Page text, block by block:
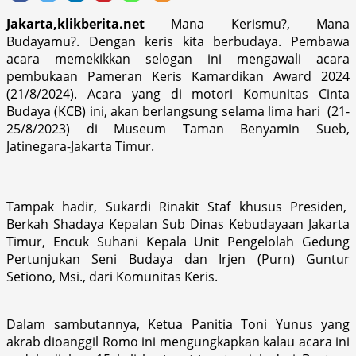
Jakarta,klikberita.net Mana Kerismu?, Mana
Budayamu?. Dengan keris kita berbudaya. Pembawa
acara memekikkan selogan ini mengawali acara
pembukaan Pameran Keris Kamardikan Award 2024
(21/8/2024). Acara yang di motori Komunitas Cinta
Budaya (KCB) ini, akan berlangsung selama lima hari (21-
25/8/2023) di Museum Taman Benyamin Sueb,
Jatinegara-Jakarta Timur.
Tampak hadir, Sukardi Rinakit Staf khusus Presiden,
Berkah Shadaya Kepalan Sub Dinas Kebudayaan Jakarta
Timur, Encuk Suhani Kepala Unit Pengelolah Gedung
Pertunjukan Seni Budaya dan Irjen (Purn) Guntur
Setiono, Msi., dari Komunitas Keris.
Dalam sambutannya, Ketua Panitia Toni Yunus yang
akrab dioanggil Romo ini mengungkapkan kalau acara ini